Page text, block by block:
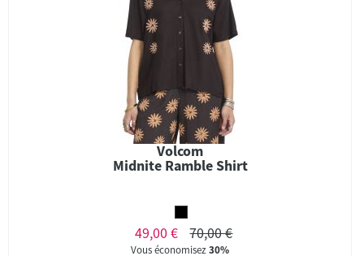
Volcom
Midnite Ramble Shirt
49,00 € 70,00 €
Vous économisez30%